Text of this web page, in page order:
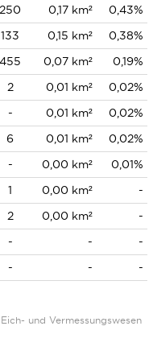
250 0,17 km²
0,43%
133 0,15 km²
0,38%
455 0,07 km²
0,19%
2 0,01 km²
0,02%
- 0,01 km²
0,02%
6 0,01 km²
0,02%
- 0,00 km²
0,01%
1 0,00 km²
-
2 0,00 km²
-
- -
-
- - -
und Vermessungswesen